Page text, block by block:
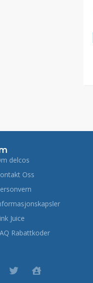
delcos
Oss
Juice
Rabattkoder